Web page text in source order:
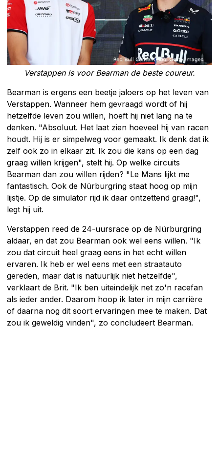
Verstappen is voor Bearman de beste coureur.
Bearman is ergens een beetje jaloers op het leven van
Verstappen. Wanneer hem gevraagd wordt of hij
hetzelfde leven zou willen, hoeft hij niet lang na te
denken. "Absoluut. Het laat zien hoeveel hij van racen
houdt. Hij is er simpelweg voor gemaakt. Ik denk dat ik
zelf ook zo in elkaar zit. Ik zou die kans op een dag
graag willen krijgen", stelt hij. Op welke circuits
Bearman dan zou willen rijden? "Le Mans lijkt me
fantastisch. Ook de Nürburgring staat hoog op mijn
lijstje. Op de simulator rijd ik daar ontzettend graag!",
legt hij uit.
Verstappen reed de 24-uursrace op de Nürburgring
aldaar, en dat zou Bearman ook wel eens willen. "Ik
zou dat circuit heel graag eens in het echt willen
ervaren. Ik heb er wel eens met een straatauto
gereden, maar dat is natuurlijk niet hetzelfde",
verklaart de Brit. "Ik ben uiteindelijk net zo'n racefan
als ieder ander. Daarom hoop ik later in mijn carrière
of daarna nog dit soort ervaringen mee te maken. Dat
zou ik geweldig vinden", zo concludeert Bearman.